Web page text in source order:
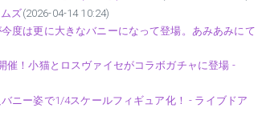
ズ(2026-04-14 10:24)
度は更に大きなバニーになって登場。あみあみにて
催！小猫とロスヴァイセがコラボガチャに登場 -
ニー姿で1/4スケールフィギュア化！ - ライブドア